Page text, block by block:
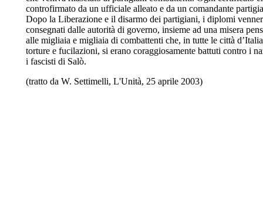
controfirmato da un ufficiale alleato e da un comandante
Dopo la Liberazione e il disarmo dei partigiani, i diplomi
consegnati dalle autorità di governo, insieme ad una misera
alle migliaia e migliaia di combattenti che, in tutte le città
torture e fucilazioni, si erano coraggiosamente battuti contro i
i fascisti di Salò.
(tratto da W. Settimelli, L'Unità, 25 aprile 2003)